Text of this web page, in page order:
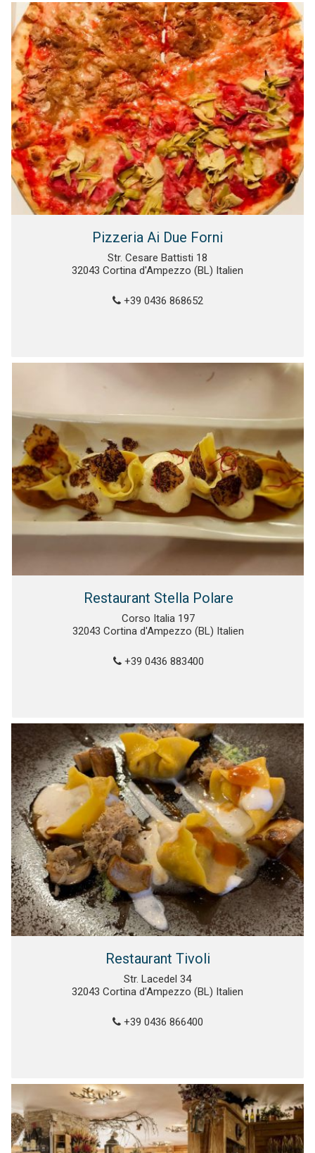
Pizzeria Ai Due Forni
Str. Cesare Battisti 18
32043 Cortina d'Ampezzo (BL) Italien
+39 0436 868652
Restaurant Stella Polare
Corso Italia 197
32043 Cortina d'Ampezzo (BL) Italien
+39 0436 883400
Restaurant Tivoli
Str. Lacedel 34
32043 Cortina d'Ampezzo (BL) Italien
+39 0436 866400